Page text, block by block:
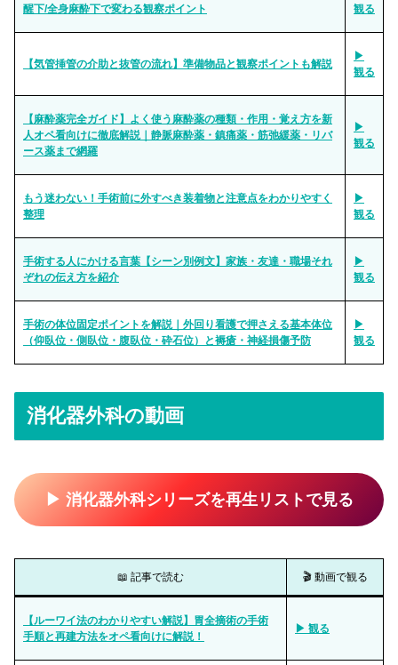
醒下/全身麻酔下で変わる観察ポイント
観る
【気管挿管の介助と抜管の流れ】準備物品と観察ポイントも解説
▶
観る
【麻酔薬完全ガイド】よく使う麻酔薬の種類・作用・覚え方を新
人オペ看向けに徹底解説｜静脈麻酔薬・鎮痛薬・筋弛緩薬・リバ
ース薬まで網羅
▶
観る
もう迷わない！手術前に外すべき装着物と注意点をわかりやすく
整理
▶
観る
手術する人にかける言葉【シーン別例文】家族・友達・職場それ
ぞれの伝え方を紹介
▶
観る
手術の体位固定ポイントを解説｜外回り看護で押さえる基本体位
（仰臥位・側臥位・腹臥位・砕石位）と褥瘡・神経損傷予防
▶
観る
消化器外科の動画
▶ 消化器外科シリーズを再生リストで見る
📖 記事で読む 🎬 動画で観る
【ルーワイ法のわかりやすい解説】胃全摘術の手術
手順と再建方法をオペ看向けに解説！
▶ 観る